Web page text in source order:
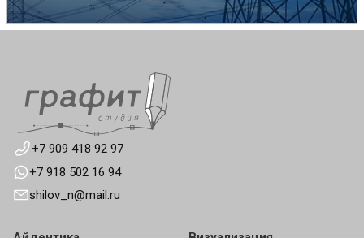
+7 909 418 92 97
+7 918 502 16 94
shilov_n@mail.ru